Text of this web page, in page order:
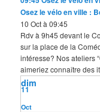
Osez le vélo en ville :
10 Oct à 09:45
Rdv à 9h45 devant le
sur la place de la
intéresse? Nos ateliers
aimeriez connaître
Oct
11
dim